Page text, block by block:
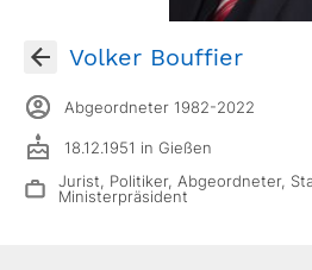
Volker Bouffier
Abgeordneter 1982-2022
18.12.1951 in Gießen
Jurist, Politiker, Abgeordneter,
Ministerpräsident